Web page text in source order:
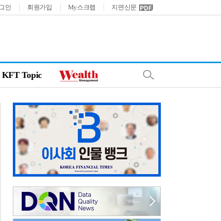
인 회원가입 My스크랩 지면신문
KFT Topic